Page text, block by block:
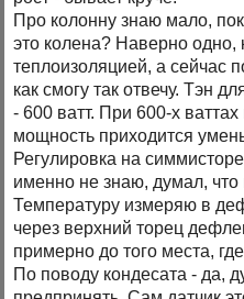
Про колонну знаю мало,
это колена? Наверно одно,
теплоизоляцией, а сейчас
как смогу так отвечу. Тэн
- 600 ватт. При 600-х
мощность приходится
Регулировка на
именно не знаю, думал, что
Температуру измеряю в
через верхний торец
примерно до того места,
По поводу кондесата - да,